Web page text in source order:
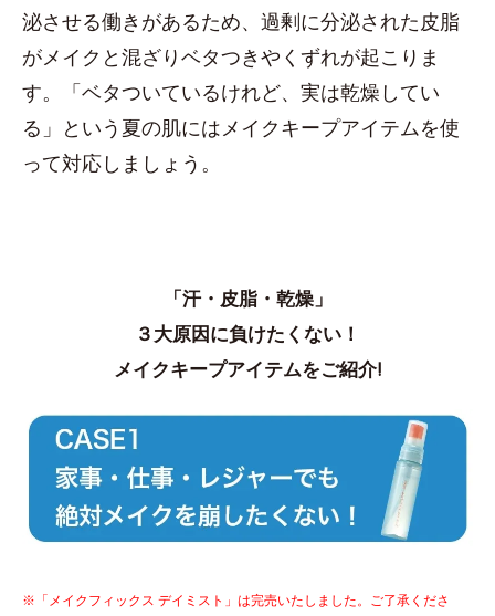
泌させる働きがあるため、過剰に分泌された皮脂
がメイクと混ざりベタつきやくずれが起こりま
す。「ベタついているけれど、実は乾燥してい
る」という夏の肌にはメイクキープアイテムを使
って対応しましょう。
「汗・皮脂・乾燥」
３大原因に負けたくない！
メイクキープアイテムをご紹介!
※「メイクフィックス デイミスト」は完売いたしました。ご了承くださ